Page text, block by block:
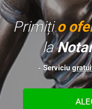
Primițio
la
- Serviciu